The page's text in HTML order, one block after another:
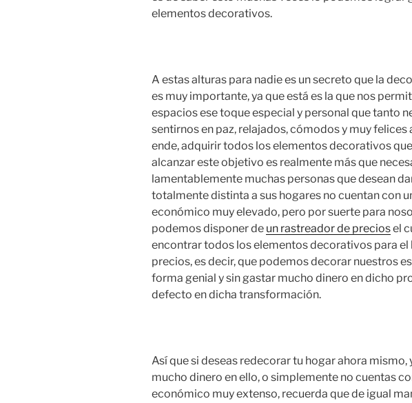
elementos decorativos.
A estas alturas para nadie es un secreto que la
es muy importante, ya que está es la que nos
espacios ese toque especial y personal que tanto
sentirnos en paz, relajados, cómodos y muy felices
ende, adquirir todos los elementos decorativos
alcanzar este objetivo es realmente más que
lamentablemente muchas personas que desean
totalmente distinta a sus hogares no cuentan con
económico muy elevado, pero por suerte para
podemos disponer de un rastreador de preciosel
encontrar todos los elementos decorativos para el
precios, es decir, que podemos decorar nuestros
forma genial y sin gastar mucho dinero en dicho
defecto en dicha transformación.
Así que si deseas redecorar tu hogar ahora mismo,
mucho dinero en ello, o simplemente no cuentas
económico muy extenso, recuerda que de igual